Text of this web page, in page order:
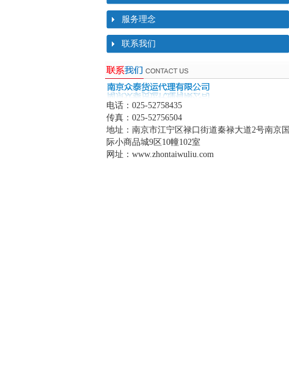
服务理念
联系我们
电话：025-52758435
传真：025-52756504
地址：南京市江宁区禄口街道秦禄大道2号南京国
际小商品城9区10幢102室
网址：www.zhontaiwuliu.com